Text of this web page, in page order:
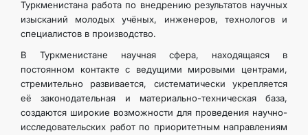
Туркменистана работа по внедрению результатов научных
изысканий молодых учёных, инженеров, технологов и
специалистов в производство.
В Туркменистане научная сфера, находящаяся в
постоянном контакте с ведущими мировыми центрами,
стремительно развивается, систематически укрепляется
её законодательная и материально-техническая база,
создаются широкие возможности для проведения научно-
исследовательских работ по приоритетным направлениям